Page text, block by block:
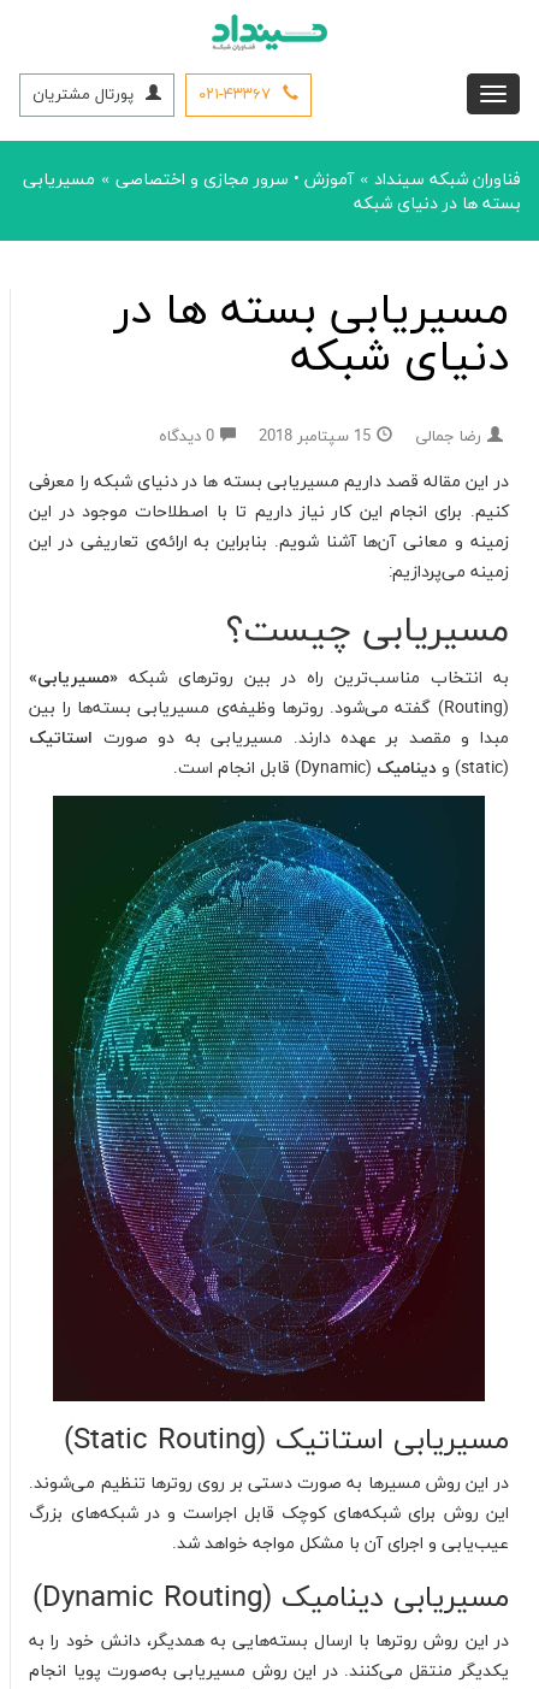
۰۲۱-۴۳۳۶۷ پورتال مشتریان
فناوران شبکه سینداد » آموزش • سرور مجازی و اختصاصی » مسیریابی
بسته ها در دنیای شبکه
مسیریابی بسته ها در
دنیای شبکه
رضا جمالی 15 سپتامبر 2018 0 دیدگاه
در این مقاله قصد داریم مسیریابی بسته ها در دنیای شبکه را معرفی
کنیم. برای انجام این کار نیاز داریم تا با اصطلاحات موجود در این
زمینه و معانی آن‌ها آشنا شویم. بنابراین به ارائه‌ی تعاریفی در این
زمینه می‌پردازیم:
مسیریابی چیست؟
به انتخاب مناسب‌ترین راه در بین روترهای شبکه «مسیریابی»
(Routing) گفته می‌شود. روترها وظیفه‌ی مسیریابی بسته‌ها را بین
مبدا و مقصد بر عهده دارند. مسیریابی به دو صورت استاتیک
(static) و
دینامیک (Dynamic) قابل انجام است.
مسیریابی استاتیک (Static Routing)
در این روش مسیرها به صورت دستی بر روی روترها تنظیم می‌شوند.
این روش برای شبکه‌های کوچک قابل اجراست و در شبکه‌های بزرگ
عیب‌یابی و اجرای آن با مشکل مواجه خواهد شد.
مسیریابی دینامیک (Dynamic Routing)
در این روش روترها با ارسال بسته‌هایی به همدیگر، دانش خود را به
یکدیگر منتقل می‌کنند. در این روش مسیریابی به‌صورت پویا انجام